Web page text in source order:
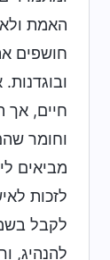
האמת
חושפים
חיים, אך
וחומר
מביאים
לזכות
לקבל
להנהיג,